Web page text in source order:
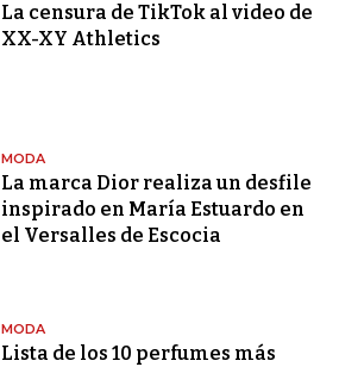
La censura de TikTok al video de
XX-XY Athletics
MODA
La marca Dior realiza un desfile
inspirado en María Estuardo en
el Versalles de Escocia
MODA
Lista de los 10 perfumes más